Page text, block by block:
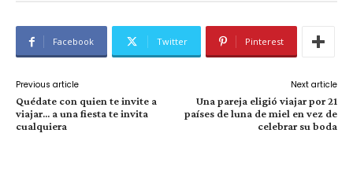
Facebook Twitter Pinterest
Previous article
Quédate con quien te invite a
viajar… a una fiesta te invita
cualquiera
Next article
Una pareja eligió viajar por 21
países de luna de miel en vez de
celebrar su boda